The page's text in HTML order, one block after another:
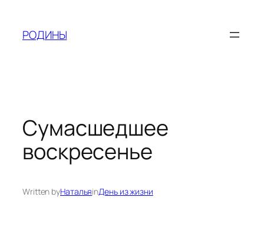
content
РОДИНЫ
Сумасшедшее
воскресенье
Written byНатальяinДень из жизни